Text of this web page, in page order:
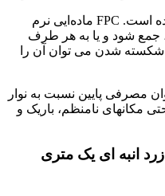
از ماده FPC ساخته شده است. FPC ماده‌ایی نرم
جمع شود و یا به هر طرف
شکسته شدن می توان آن را
مصرفی پایین نسبت به نوار
مکانهای نامنظم، باریک و
انبه ای یک متری